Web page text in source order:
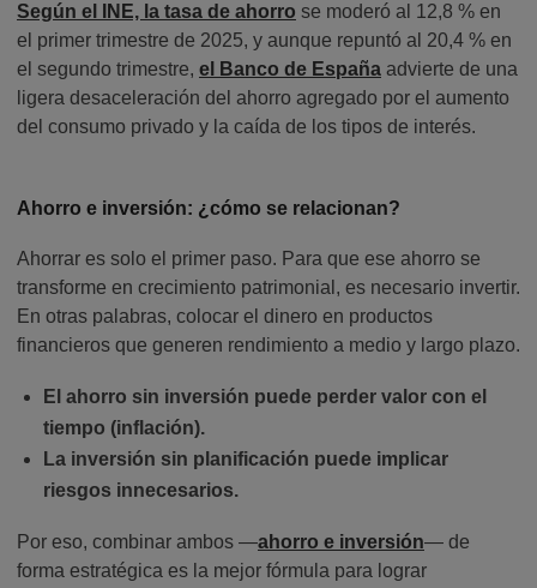
Según el INE, la tasa de ahorro se moderó al 12,8 % en
el primer trimestre de 2025, y aunque repuntó al 20,4 % en
el segundo trimestre, el Banco de España advierte de una
ligera desaceleración del ahorro agregado por el aumento
del consumo privado y la caída de los tipos de interés.
Ahorro e inversión: ¿cómo se relacionan?
Ahorrar es solo el primer paso. Para que ese ahorro se
transforme en crecimiento patrimonial, es necesario invertir.
En otras palabras, colocar el dinero en productos
financieros que generen rendimiento a medio y largo plazo.
El ahorro sin inversión puede perder valor con el
tiempo (inflación).
La inversión sin planificación puede implicar
riesgos innecesarios.
Por eso, combinar ambos —ahorro e inversión— de
forma estratégica es la mejor fórmula para lograr